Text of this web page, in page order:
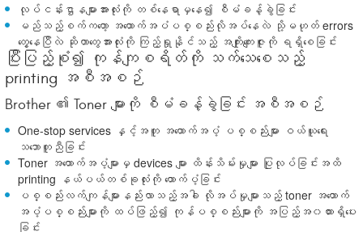
လုပ်ငန်းဌာနများအားလုံးကို တစ်နေရာမှနေ၍ စီမံခန့်ခွဲခြင်း
မည်သည့်စက်ကတော့ အထောက်အပံပစ္စည်းလိုအပ်နေလဲ သို့မဟုတ် errors
တွေ့နေပြီလဲ ဆိုတာတွေအားလုံးကို ကြည့်ရှုနိုင်သည့် အကျိုးကျေးဇူးကို ရရှိစေခြင်း
ပြီးပြည့်စုံ၍ ကုန်ကျစရိတ်ကို သက်သေစေသည့်
printing အစီအစဉ်
Brother ၏ Toner များကို စီမံခန့်ခွဲခြင်း အစီအစဉ်
One-stop services နှင့်အတူ အထောက်အပံ့ ပစ္စည်းများ ဝယ်ယူရေး
သဘောတူညီခြင်း
Toner အထောက်အပံ့များမှ devices များ ထိန်းသိမ်းမှုများ ပြုလုပ်ခြင်းအထိ
printing နယ်ပယ်တစ်ခုလုံးကို ထောက်ပံ့ခြင်း
ပစ္စည်းလက်ကျန်များနည်းလာသည့်အခါ လိုအပ်မှုများသည့် toner အထောက်
အပံ့ပစ္စည်းများကို ထပ်ဖြည့်၍ ကုန်ပစ္စည်းများကို အပြည့်အ၀ထားရှိပေး
ခြင်း